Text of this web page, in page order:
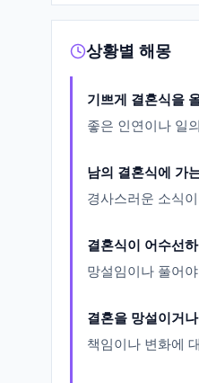
상황별 해몽
기쁘게 결혼식을
좋은 인연이나 일
남의 결혼식에 가
경사스러운 소식
결혼식이 어수선
망설임이나 풀어
결혼을 망설이거
책임이나 변화에